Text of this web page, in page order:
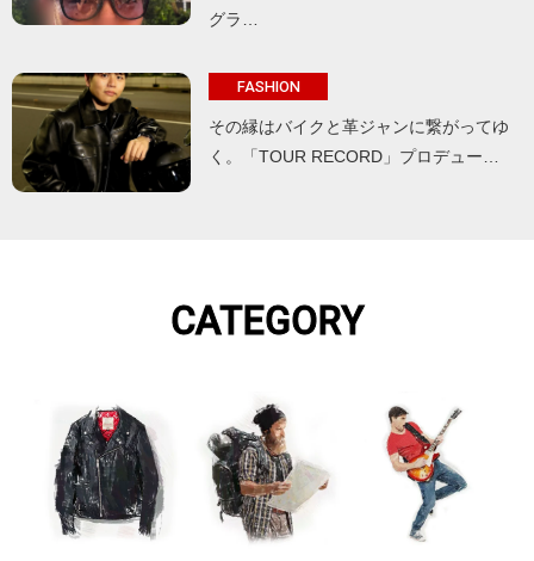
グラ…
FASHION
その縁はバイクと革ジャンに繋がってゆ
く。「TOUR RECORD」プロデュー…
CATEGORY